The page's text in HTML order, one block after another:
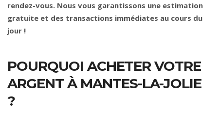
rendez-vous. Nous vous garantissons une estimation
gratuite et des transactions immédiates au cours du
jour !
POURQUOI ACHETER VOTRE
ARGENT À MANTES-LA-JOLIE
?